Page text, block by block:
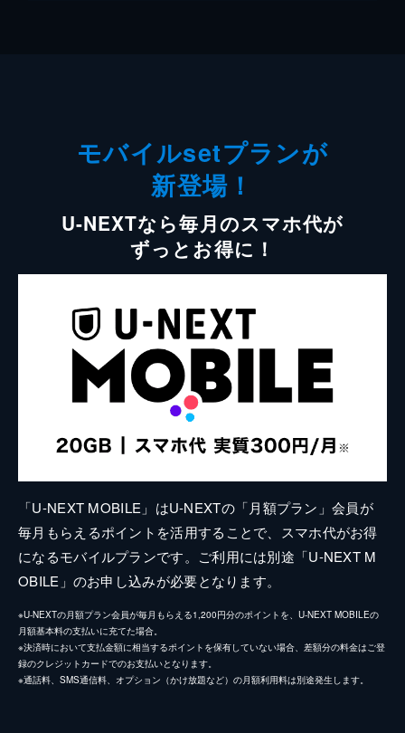
モバイルsetプランが
新登場！
U-NEXTなら毎月のスマホ代が
ずっとお得に！
「U-NEXT MOBILE」はU-NEXTの「月額プラン」会員が
毎月もらえるポイントを活用することで、スマホ代がお得
になるモバイルプランです。ご利用には別途「U-NEXT M
OBILE」のお申し込みが必要となります。
※U-NEXTの月額プラン会員が毎月もらえる1,200円分のポイントを、U-NEXT MOBILEの
月額基本料の支払いに充てた場合。
※決済時において支払金額に相当するポイントを保有していない場合、差額分の料金はご登
録のクレジットカードでのお支払いとなります。
※通話料、SMS通信料、オプション（かけ放題など）の月額利用料は別途発生します。